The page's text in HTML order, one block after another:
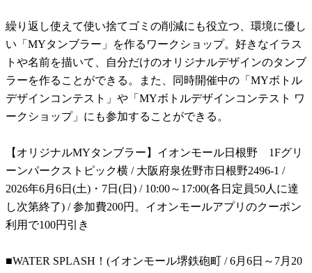
繰り返し使えて使い捨てゴミの削減にも役立つ、環境に優し
い「MYタンブラー」を作るワークショップ。好きなイラス
トや名前を描いて、自分だけのオリジナルデザインのタンブ
ラーを作ることができる。また、同時開催中の「MYボトル
デザインコンテスト」や「MYボトルデザインコンテスト ワ
ークショップ」にも参加することができる。
【オリジナルMYタンブラー】イオンモール日根野 1Fグリ
ーンパークストピック横 / 大阪府泉佐野市日根野2496-1 /
2026年6月6日(土)・7日(日) / 10:00～17:00(各日定員50人に達
し次第終了) / 参加費200円。イオンモールアプリのクーポン
利用で100円引き
■WATER SPLASH！(イオンモール堺鉄砲町 / 6月6日～7月20